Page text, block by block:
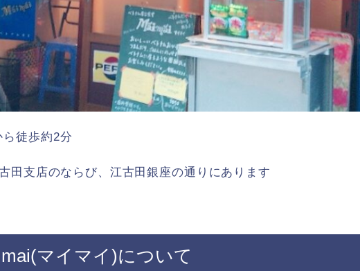
徒歩約2分
田支店のならび、江古田銀座の通りにあります
マイマイ)について